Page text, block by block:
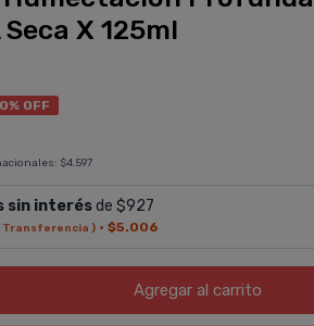
X 125ml
OFF
$4.597
sin interésde $927
Transferencia )· $5.006
Agregaral carrito